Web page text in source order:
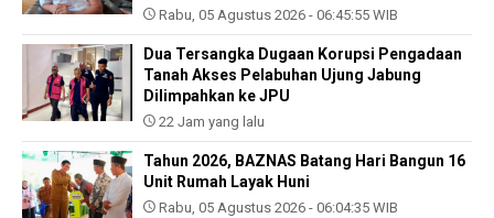
Rabu, 05 Agustus 2026 - 06:45:55 WIB
Dua Tersangka Dugaan Korupsi Pengadaan
Tanah Akses Pelabuhan Ujung Jabung
Dilimpahkan ke JPU
22 Jam yang lalu
Tahun 2026, BAZNAS Batang Hari Bangun 16
Unit Rumah Layak Huni
Rabu, 05 Agustus 2026 - 06:04:35 WIB